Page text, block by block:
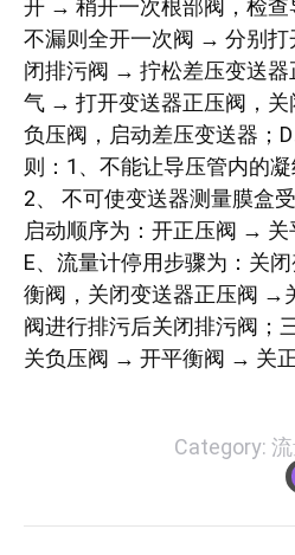
开 → 稍开一次根部阀，检查
不漏则全开一次阀 → 分别打
闭排污阀 → 拧松差压变送器
气 → 打开变送器正压阀，关
负压阀，启动差压变送器；
则：1、不能让导压管内的
2、 不可使变送器测量膜盒
启动顺序为：开正压阀 → 关
E、流量计停用步骤为：关
衡阀，关闭变送器正压阀 →
阀进行排污后关闭排污阀；
关负压阀 → 开平衡阀 → 关正
Category: